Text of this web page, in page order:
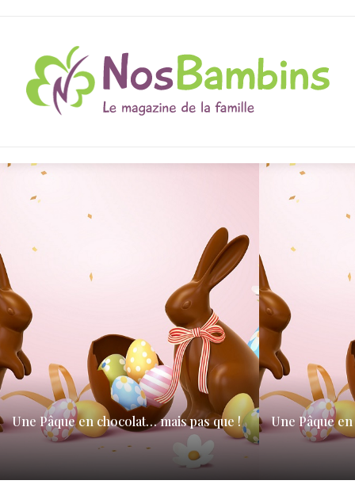
Une Pâque en chocolat… mais pas que !
Le temps du carême a commencé le 5 mars. Le
dimanche 20 avril, ce sera la fête où…
Une Pâque
Le temps du